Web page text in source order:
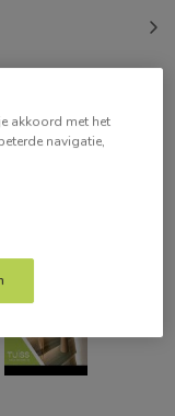
akkoord met het
navigatie,